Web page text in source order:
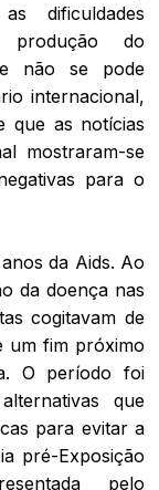
dificuldades
produção do
não se pode
internacional,
que as notícias
mostraram-se
para o
da Aids. Ao
da doença nas
cogitavam de
um fim próximo
O período foi
que
para evitar a
pré-Exposição
pelo